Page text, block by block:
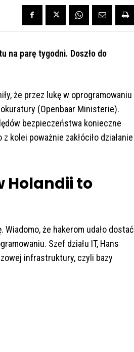
na parę tygodni. Doszło do
że przez lukę w oprogramowaniu
(Openbaar Ministerie).
bezpieczeństwa konieczne
poważnie zakłóciło działanie
Holandii to
że hakerom udało dostać
Szef działu IT, Hans
infrastruktury, czyli bazy